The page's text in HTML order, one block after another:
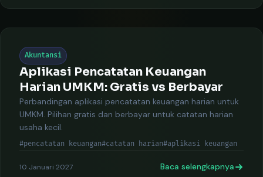
Akuntansi
Aplikasi Pencatatan Keuangan
Harian UMKM: Gratis vs Berbayar
Perbandingan aplikasi pencatatan keuangan harian untuk
UMKM. Pilihan gratis dan berbayar untuk catatan harian
usaha kecil.
#pencatatan keuangan#catatan harian#aplikasi keuangan
10 Januari 2027 Baca selengkapnya